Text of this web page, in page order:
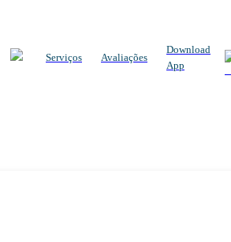
Serviços Avaliações
Download
App